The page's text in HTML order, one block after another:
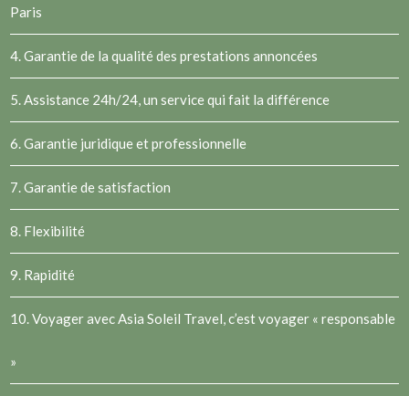
Paris
4. Garantie de la qualité des prestations annoncées
5. Assistance 24h/24, un service qui fait la différence
6. Garantie juridique et professionnelle
7. Garantie de satisfaction
8. Flexibilité
9. Rapidité
10. Voyager avec Asia Soleil Travel, c’est voyager « responsable
»